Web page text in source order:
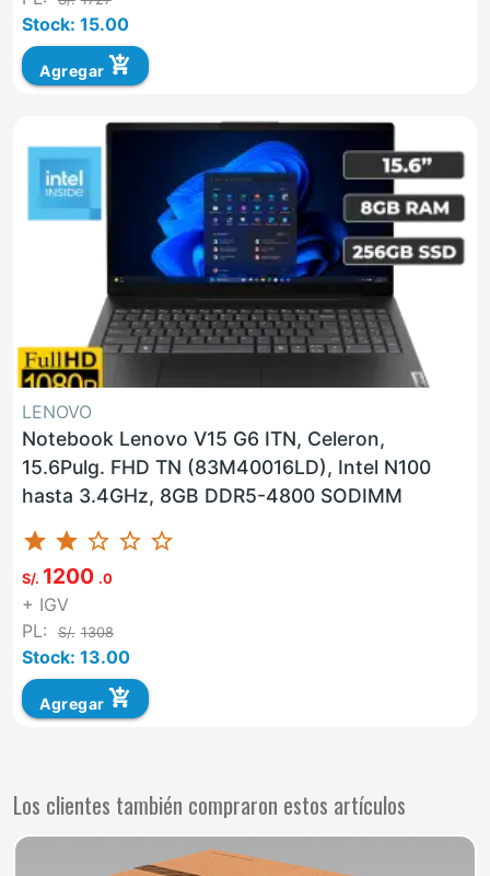
Stock: 15.00
Agregar add_shopping_cart
LENOVO
Notebook Lenovo V15 G6 ITN, Celeron,
15.6Pulg. FHD TN (83M40016LD), Intel N100
hasta 3.4GHz, 8GB DDR5-4800 SODIMM
star star star_border star_border star_border
S/. 1200 .0
+ IGV
PL:
S/. 1308
Stock: 13.00
Agregar add_shopping_cart
Los clientes también compraron estos artículos